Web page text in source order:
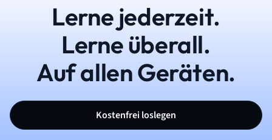
Lerne jederzeit.
Lerne überall.
Auf allen Geräten.
Kostenfrei loslegen